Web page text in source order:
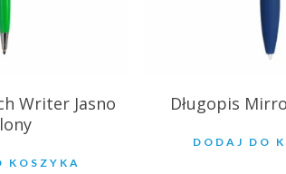
Writer Jasno
KOSZYKA
Długopis
DODAJ DO